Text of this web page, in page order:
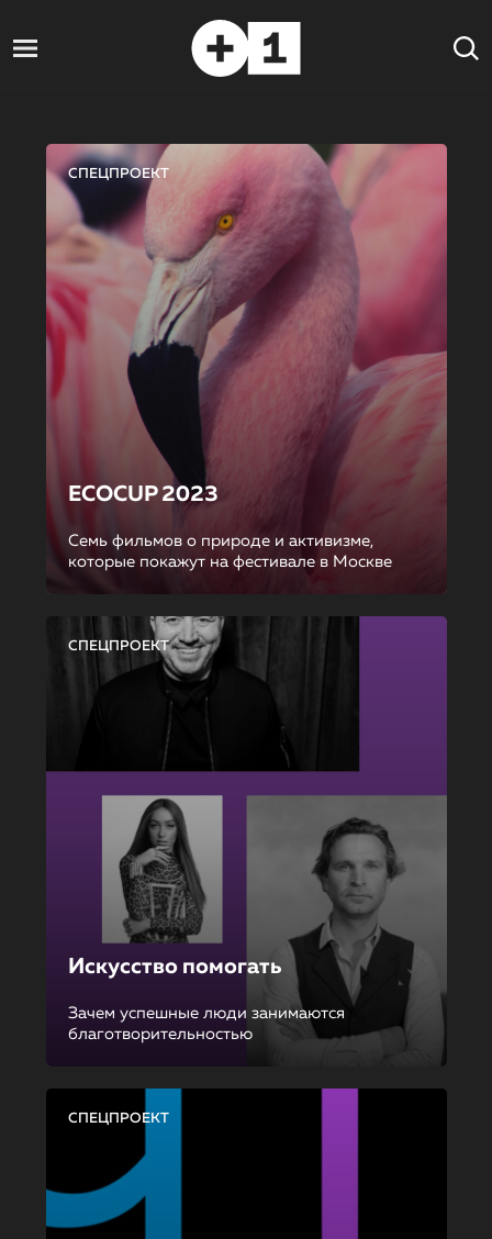
СПЕЦПРОЕКТ
ECOCUP 2023
Семь фильмов о природе и активизме,
которые покажут на фестивале в Москве
СПЕЦПРОЕКТ
Искусство помогать
Зачем успешные люди занимаются
благотворительностью
СПЕЦПРОЕКТ